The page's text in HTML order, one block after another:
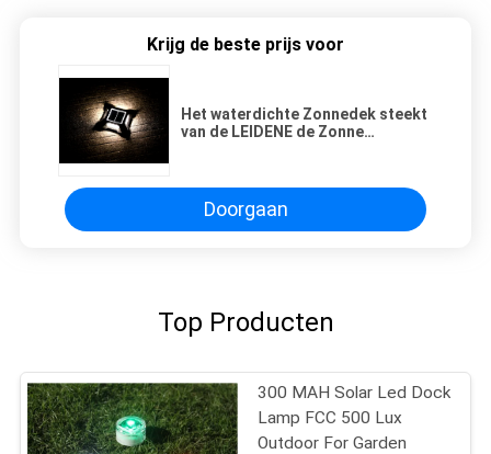
Krijg de beste prijs voor
Het waterdichte Zonnedek steekt
van de LEIDENE de Zonne
Doorgaan
Top Producten
300 MAH Solar Led Dock
Lamp FCC 500 Lux
Outdoor For Garden